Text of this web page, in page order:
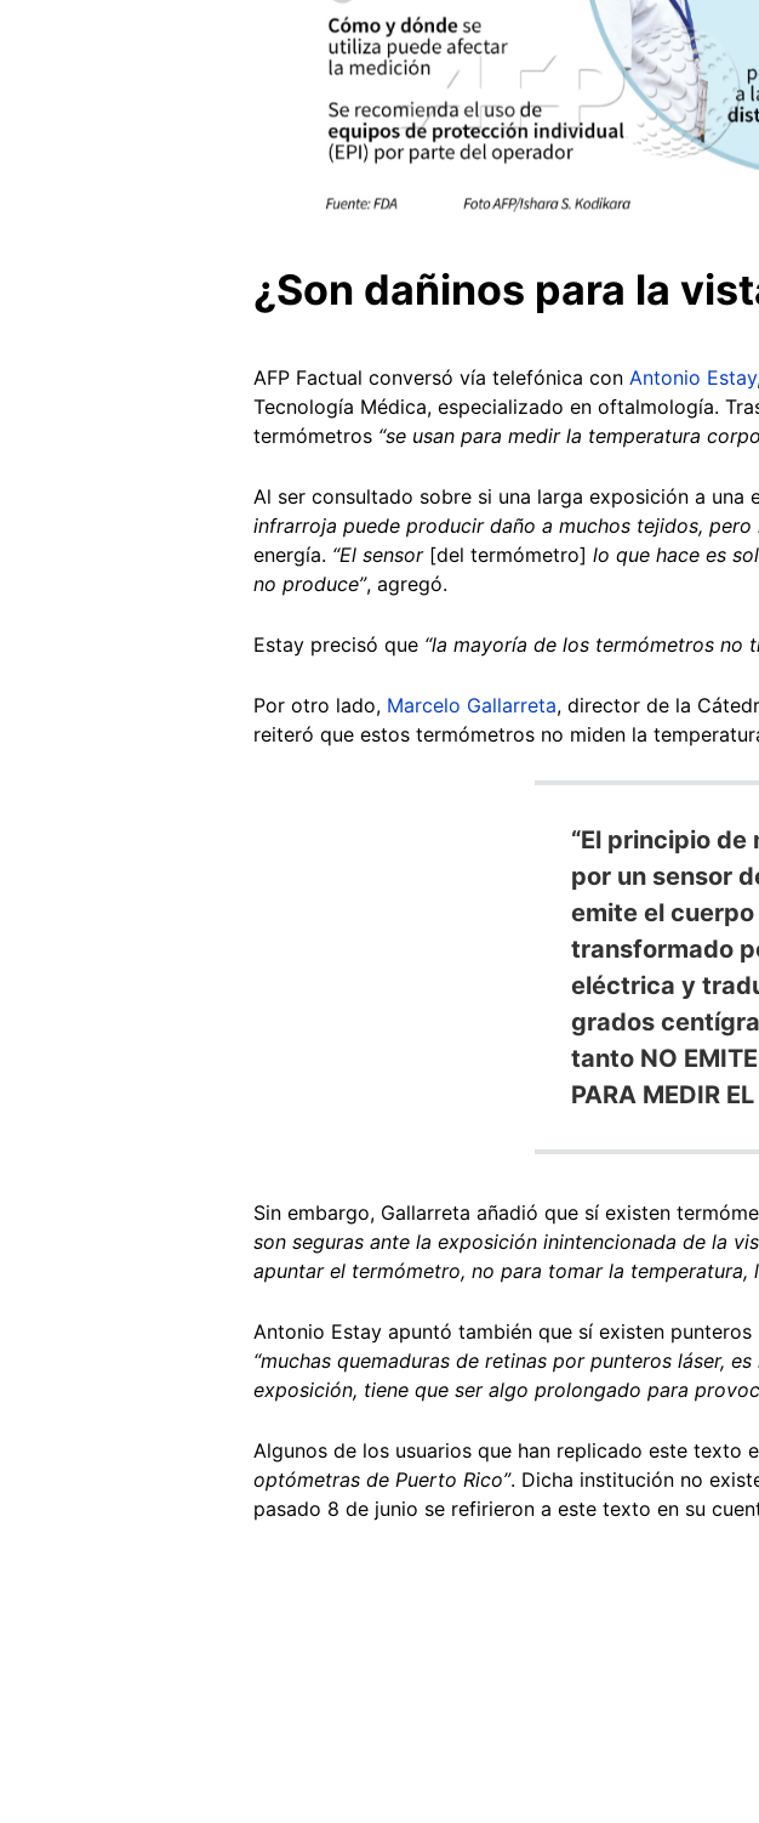
¿Son dañinos para la
AFP Factual conversó vía telefónica con Antonio Estay
Tecnología Médica, especializado en oftalmología.
termómetros “se usan para medir la temperatura
Al ser consultado sobre si una larga exposición a
infrarroja puede producir daño a muchos tejidos, pero
energía. “El sensor [del termómetro] lo que hace es
no produce”, agregó.
Estay precisó que “la mayoría de los termómetros no
Por otro lado, Marcelo Gallarreta, director de la
reiteró que estos termómetros no miden la
“El principio
por un sensor
emite el
transformado
eléctrica y
grados
tanto NO
PARA MEDIR EL
Sin embargo, Gallarreta añadió que sí existen
son seguras ante la exposición inintencionada de la
apuntar el termómetro, no para tomar la temperatura,
Antonio Estay apuntó también que sí existen
“muchas quemaduras de retinas por punteros láser,
exposición, tiene que ser algo prolongado para
Algunos de los usuarios que han replicado este texto
optómetras de Puerto Rico”. Dicha institución no
pasado 8 de junio se refirieron a este texto en su